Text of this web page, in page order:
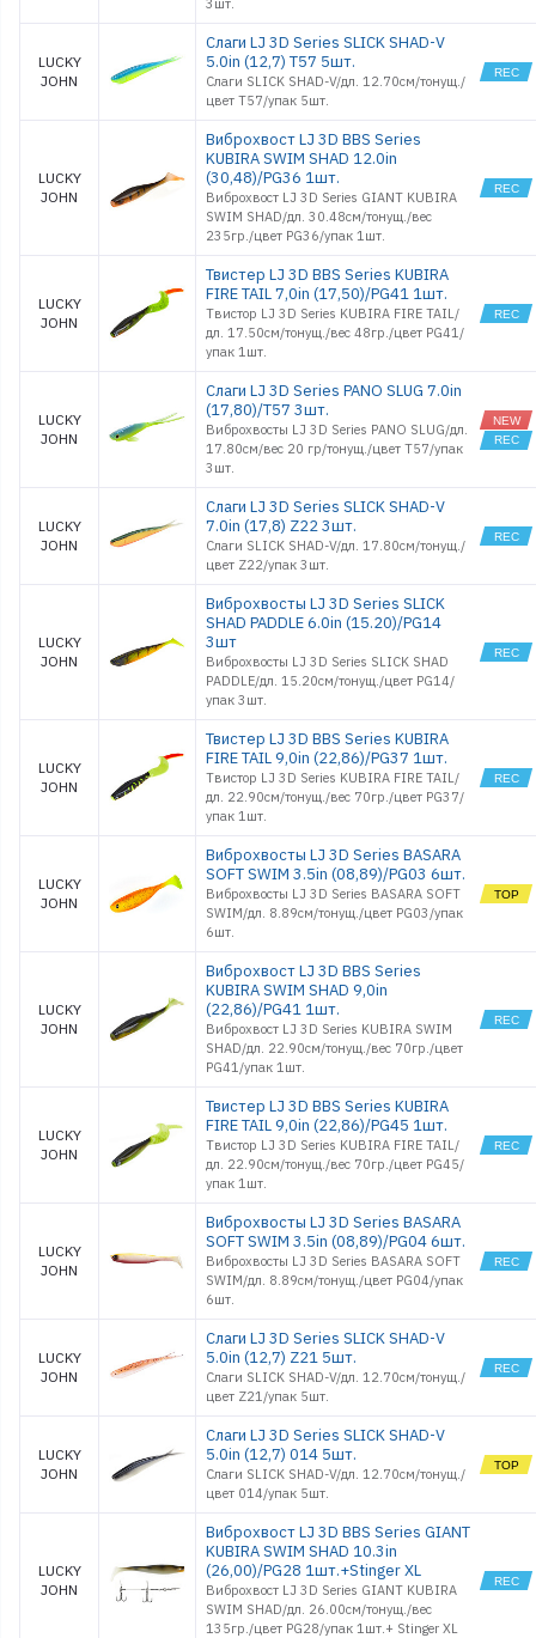
3шт.
LUCKY
JOHN
Слаги LJ 3D Series SLICK SHAD-V
5.0in (12,7) T57 5шт.
Слаги SLICK SHAD-V/дл. 12.70см/тонущ./
цвет T57/упак 5шт.
LUCKY
JOHN
Виброхвост LJ 3D BBS Series
KUBIRA SWIM SHAD 12.0in
(30,48)/PG36 1шт.
Виброхвост LJ 3D Series GIANT KUBIRA
SWIM SHAD/дл. 30.48см/тонущ./вес
235гр./цвет PG36/упак 1шт.
LUCKY
JOHN
Твистер LJ 3D BBS Series KUBIRA
FIRE TAIL 7,0in (17,50)/PG41 1шт.
Твистор LJ 3D Series KUBIRA FIRE TAIL/
дл. 17.50см/тонущ./вес 48гр./цвет PG41/
упак 1шт.
LUCKY
JOHN
Слаги LJ 3D Series PANO SLUG 7.0in
(17,80)/T57 3шт.
Виброхвосты LJ 3D Series PANO SLUG/дл.
17.80см/вес 20 гр/тонущ./цвет T57/упак
3шт.
LUCKY
JOHN
Слаги LJ 3D Series SLICK SHAD-V
7.0in (17,8) Z22 3шт.
Слаги SLICK SHAD-V/дл. 17.80см/тонущ./
цвет Z22/упак 3шт.
LUCKY
JOHN
Виброхвосты LJ 3D Series SLICK
SHAD PADDLE 6.0in (15.20)/PG14
3шт
Виброхвосты LJ 3D Series SLICK SHAD
PADDLE/дл. 15.20см/тонущ./цвет PG14/
упак 3шт.
LUCKY
JOHN
Твистер LJ 3D BBS Series KUBIRA
FIRE TAIL 9,0in (22,86)/PG37 1шт.
Твистор LJ 3D Series KUBIRA FIRE TAIL/
дл. 22.90см/тонущ./вес 70гр./цвет PG37/
упак 1шт.
LUCKY
JOHN
Виброхвосты LJ 3D Series BASARA
SOFT SWIM 3.5in (08,89)/PG03 6шт.
Виброхвосты LJ 3D Series BASARA SOFT
SWIM/дл. 8.89см/тонущ./цвет PG03/упак
6шт.
LUCKY
JOHN
Виброхвост LJ 3D BBS Series
KUBIRA SWIM SHAD 9,0in
(22,86)/PG41 1шт.
Виброхвост LJ 3D Series KUBIRA SWIM
SHAD/дл. 22.90см/тонущ./вес 70гр./цвет
PG41/упак 1шт.
LUCKY
JOHN
Твистер LJ 3D BBS Series KUBIRA
FIRE TAIL 9,0in (22,86)/PG45 1шт.
Твистор LJ 3D Series KUBIRA FIRE TAIL/
дл. 22.90см/тонущ./вес 70гр./цвет PG45/
упак 1шт.
LUCKY
JOHN
Виброхвосты LJ 3D Series BASARA
SOFT SWIM 3.5in (08,89)/PG04 6шт.
Виброхвосты LJ 3D Series BASARA SOFT
SWIM/дл. 8.89см/тонущ./цвет PG04/упак
6шт.
LUCKY
JOHN
Слаги LJ 3D Series SLICK SHAD-V
5.0in (12,7) Z21 5шт.
Слаги SLICK SHAD-V/дл. 12.70см/тонущ./
цвет Z21/упак 5шт.
LUCKY
JOHN
Слаги LJ 3D Series SLICK SHAD-V
5.0in (12,7) 014 5шт.
Слаги SLICK SHAD-V/дл. 12.70см/тонущ./
цвет 014/упак 5шт.
LUCKY
JOHN
Виброхвост LJ 3D BBS Series GIANT
KUBIRA SWIM SHAD 10.3in
(26,00)/PG28 1шт.+Stinger XL
Виброхвост LJ 3D Series GIANT KUBIRA
SWIM SHAD/дл. 26.00см/тонущ./вес
135гр./цвет PG28/упак 1шт.+ Stinger XL